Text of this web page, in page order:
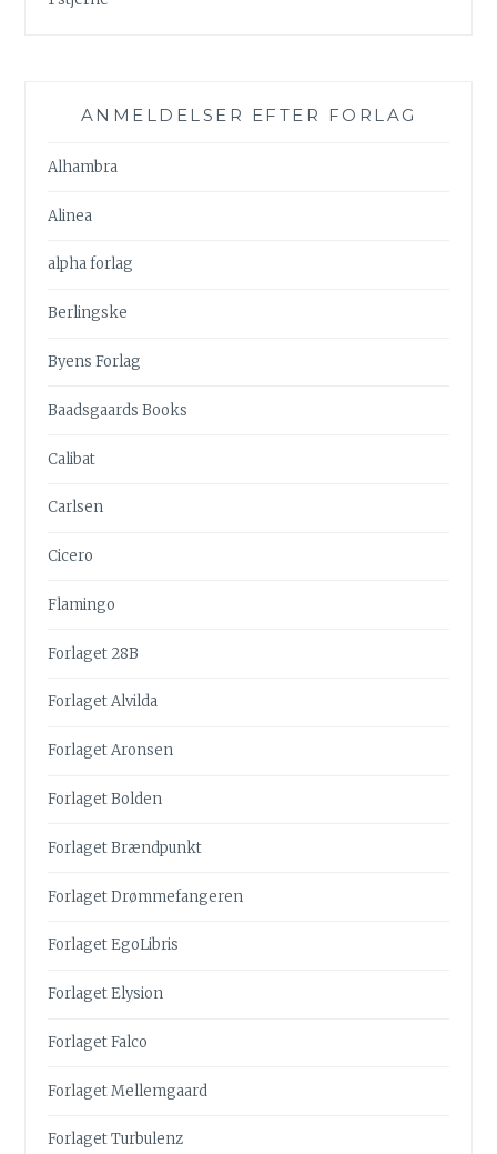
ANMELDELSER EFTER FORLAG
Alhambra
Alinea
alpha forlag
Berlingske
Byens Forlag
Baadsgaards Books
Calibat
Carlsen
Cicero
Flamingo
Forlaget 28B
Forlaget Alvilda
Forlaget Aronsen
Forlaget Bolden
Forlaget Brændpunkt
Forlaget Drømmefangeren
Forlaget EgoLibris
Forlaget Elysion
Forlaget Falco
Forlaget Mellemgaard
Forlaget Turbulenz